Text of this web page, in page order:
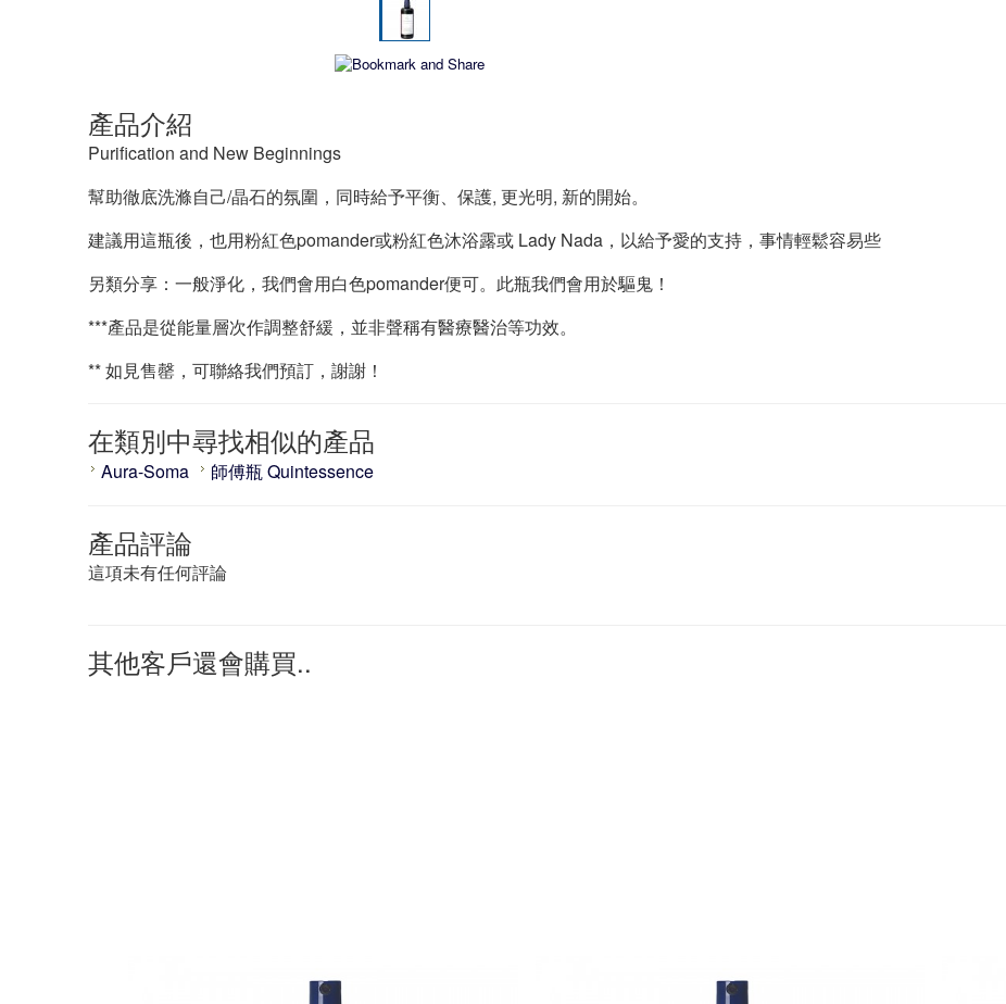
產品介紹
Purification and New Beginnings
幫助徹底洗滌自己/晶石的氛圍，同時給予平衡、保護, 更光明, 新的開始。
建議用這瓶後，也用粉紅色pomander或粉紅色沐浴露或 Lady Nada，以給予愛的支持，事情輕鬆容易些
另類分享：一般淨化，我們會用白色pomander便可。此瓶我們會用於驅鬼！
***產品是從能量層次作調整舒緩，並非聲稱有醫療醫治等功效。
** 如見售罄，可聯絡我們預訂，謝謝！
在類別中尋找相似的產品
Aura-Soma 師傅瓶 Quintessence
產品評論
這項未有任何評論
其他客戶還會購買..